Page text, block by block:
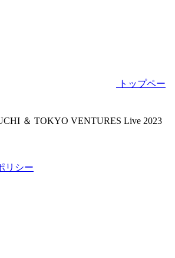
トップペー
＆ TOKYO VENTURES Live 2023
リシー